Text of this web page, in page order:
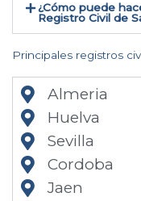
¿Cómo puede
Registro Civil de
Principales registros
Almeria
Huelva
Sevilla
Cordoba
Jaen